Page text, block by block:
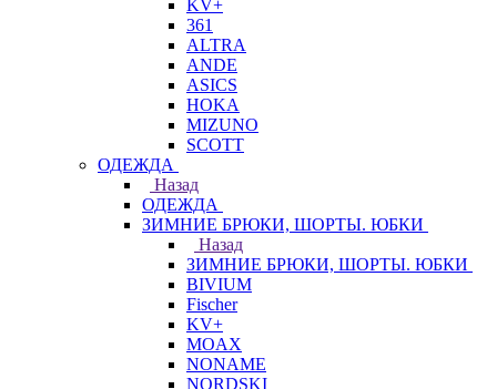
KV+
361
ALTRA
ANDE
ASICS
HOKA
MIZUNO
SCOTT
ОДЕЖДА
Назад
ОДЕЖДА
ЗИМНИЕ БРЮКИ, ШОРТЫ. ЮБКИ
Назад
ЗИМНИЕ БРЮКИ, ШОРТЫ. ЮБКИ
BIVIUM
Fischer
KV+
MOAX
NONAME
NORDSKI